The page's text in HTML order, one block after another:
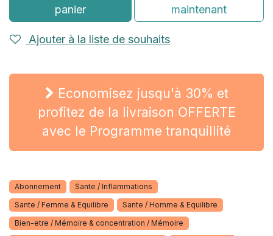
panier
maintenant
Ajouter à la liste de souhaits
Economisez jusqu'à 30% et
profitez de la livraison OFFERTE
avec le Programme tranquillité
Abonnement Sante / Inflammations
Sante / Femme & Equilibre Sante / Homme & Equilibre
Bien-etre / Mémoire & concentration / Mémoire